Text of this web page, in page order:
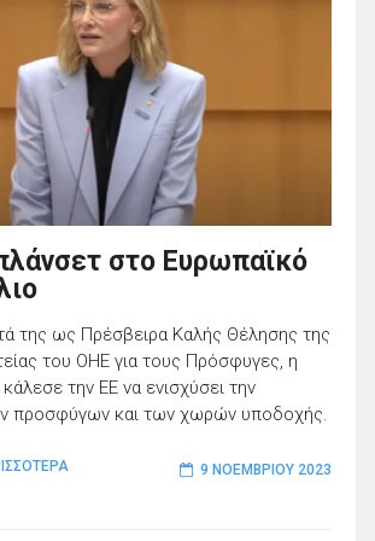
στο Ευρωπαϊκό
της ως Πρέσβειρα Καλής Θέλησης της
του ΟΗΕ για τους Πρόσφυγες, η
την ΕΕ να ενισχύσει την
προσφύγων και των χωρών υποδοχής.
9 ΝΟΕΜΒΡΊΟΥ 2023